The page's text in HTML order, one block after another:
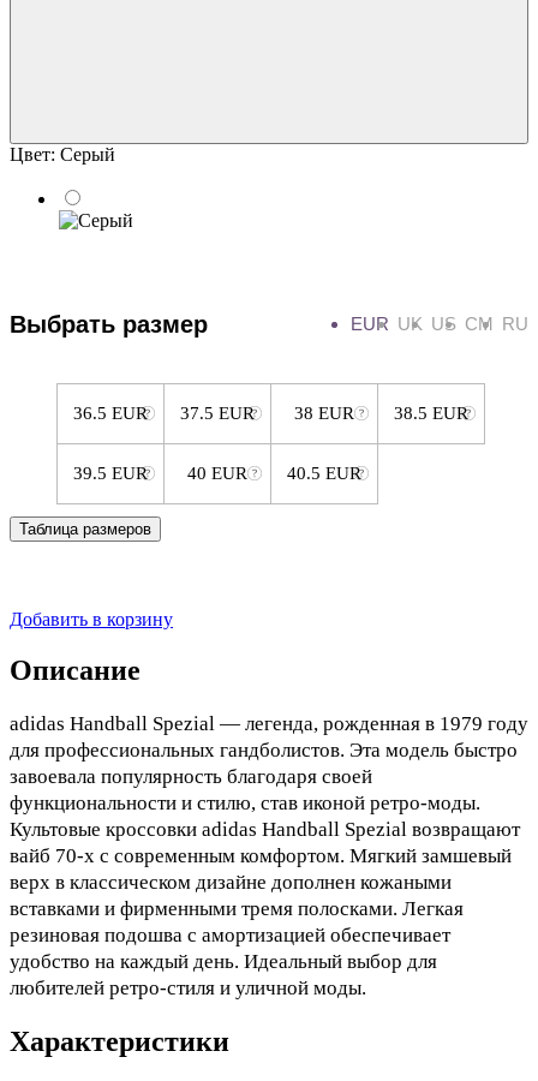
Цвет: Серый
Выбрать размер EUR UK US CM RU
36.5 EUR 37.5 EUR 38 EUR 38.5 EUR
39.5 EUR 40 EUR 40.5 EUR
Таблица размеров
Добавить в корзину
Описание
adidas Handball Spezial — легенда, рожденная в 1979 году
для профессиональных гандболистов. Эта модель быстро
завоевала популярность благодаря своей
функциональности и стилю, став иконой ретро-моды.
Культовые кроссовки adidas Handball Spezial возвращают
вайб 70-х с современным комфортом. Мягкий замшевый
верх в классическом дизайне дополнен кожаными
вставками и фирменными тремя полосками. Легкая
резиновая подошва с амортизацией обеспечивает
удобство на каждый день. Идеальный выбор для
любителей ретро-стиля и уличной моды.
Характеристики